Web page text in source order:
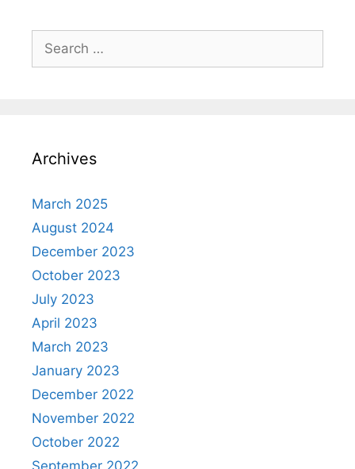
Search
for:
Archives
March 2025
August 2024
December 2023
October 2023
July 2023
April 2023
March 2023
January 2023
December 2022
November 2022
October 2022
September 2022